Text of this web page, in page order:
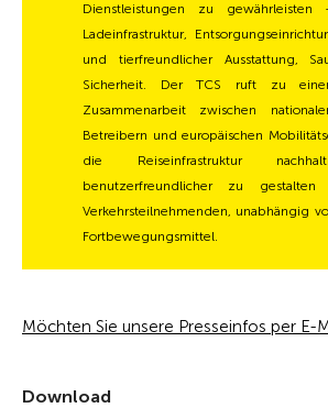
Dienstleistungen zu
Ladeinfrastruktur,
und tierfreundlicher Ausstattung,
Sicherheit. Der TCS ruft zu einer
Zusammenarbeit zwischen
Betreibern und europäischen
die Reiseinfrastruktur
benutzerfreundlicher zu
Verkehrsteilnehmenden, unabhängig
Fortbewegungsmittel.
Möchten Sie unsere Presseinfos per E-
Download